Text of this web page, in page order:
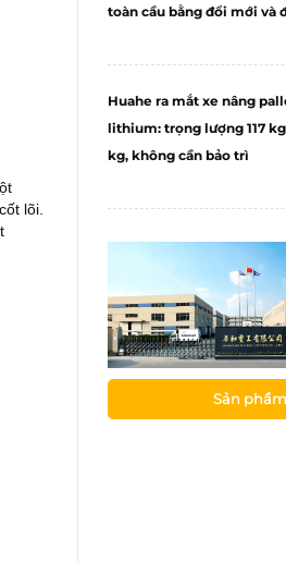
lõi.
toàn cầu bằng đổi mới và
Huahe ra mắt xe nâng
lithium: trọng lượng 117
kg, không cần bảo trì
Sản phẩm